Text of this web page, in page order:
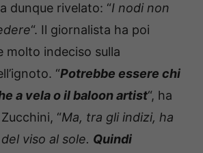
dunque rivelato: “I nodi non
“. Il giornalista ha poi
molto indeciso sulla
“Potrebbe essere chi
a vela o il baloon artist“, ha
“Ma, tra gli indizi, ha
viso al sole. Quindi